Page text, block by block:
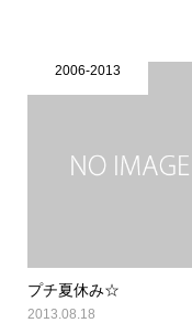
2006-2013
プチ夏休み☆
2013.08.18